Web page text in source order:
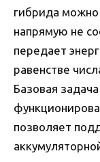
гибрида можно
напрямую не
передает
равенстве
Базовая
позволяет